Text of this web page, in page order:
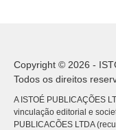
Copyright © 2026 -
Todos os direitos
A ISTOÉ PUBLICAÇÕES
vinculação editorial e
PUBLICACÕES LTDA